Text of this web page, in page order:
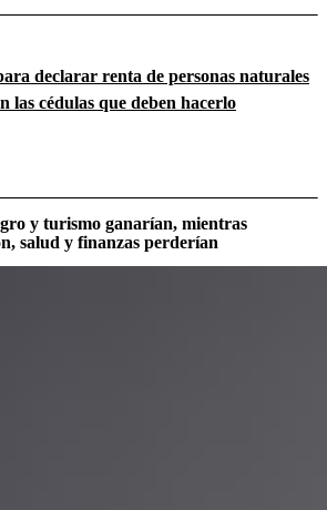
declarar renta de personas naturales
las cédulas que deben hacerlo
y turismo ganarían, mientras
salud y finanzas perderían